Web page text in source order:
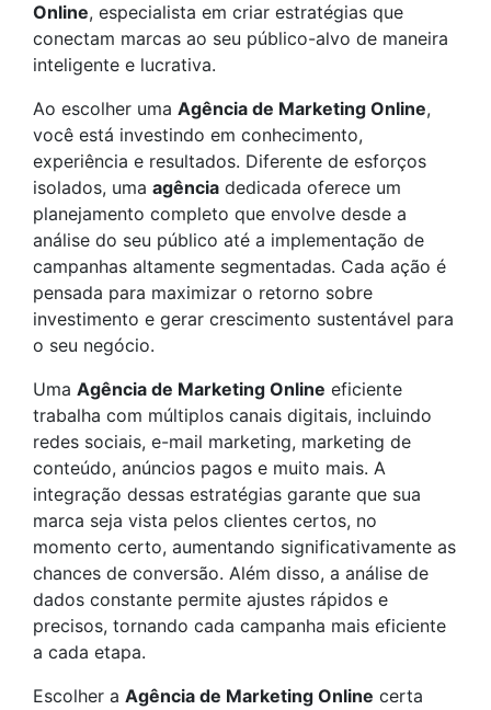
Online, especialista em criar estratégias que
conectam marcas ao seu público-alvo de maneira
inteligente e lucrativa.
Ao escolher uma Agência de Marketing Online,
você está investindo em conhecimento,
experiência e resultados. Diferente de esforços
isolados, uma agência dedicada oferece um
planejamento completo que envolve desde a
análise do seu público até a implementação de
campanhas altamente segmentadas. Cada ação é
pensada para maximizar o retorno sobre
investimento e gerar crescimento sustentável para
o seu negócio.
Uma Agência de Marketing Online eficiente
trabalha com múltiplos canais digitais, incluindo
redes sociais, e-mail marketing, marketing de
conteúdo, anúncios pagos e muito mais. A
integração dessas estratégias garante que sua
marca seja vista pelos clientes certos, no
momento certo, aumentando significativamente as
chances de conversão. Além disso, a análise de
dados constante permite ajustes rápidos e
precisos, tornando cada campanha mais eficiente
a cada etapa.
Escolher a Agência de Marketing Online certa